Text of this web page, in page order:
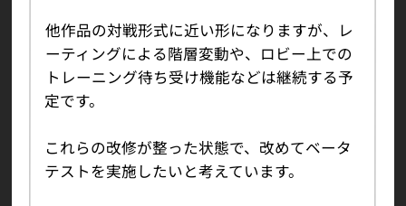
他作品の対戦形式に近い形になりますが、レ
ーティングによる階層変動や、ロビー上での
トレーニング待ち受け機能などは継続する予
定です。
これらの改修が整った状態で、改めてベータ
テストを実施したいと考えています。